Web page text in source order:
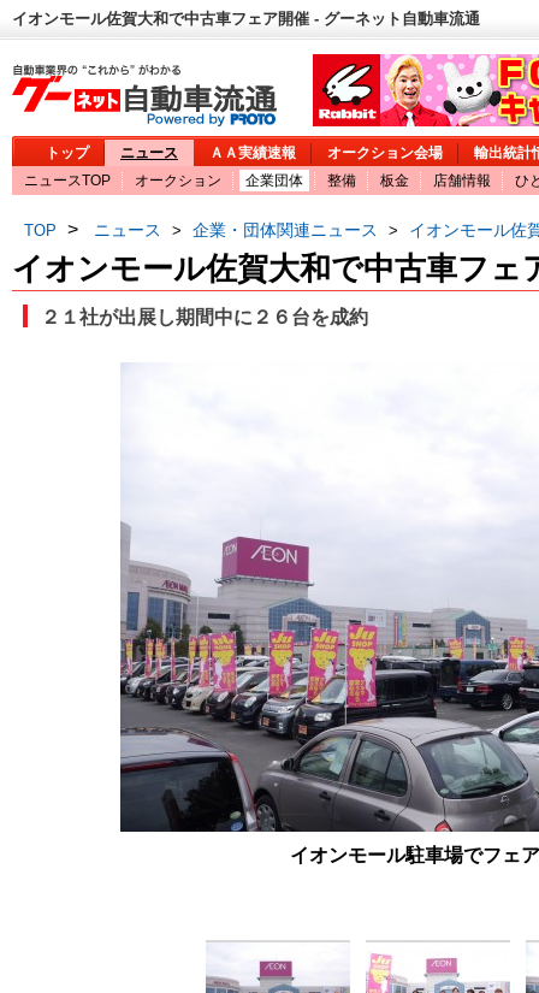
イオンモール佐賀大和で中古車フェア開催 - グーネット自動車流通
トップ ニュース ＡＡ実績速報 オークション会場
輸出統計
ニュースTOP
オークション 企業団体 整備 板金 店舗情報 ひ
TOP > ニュース > 企業・団体関連ニュース > イオンモール佐
イオンモール佐賀大和で中古車フェ
２１社が出展し期間中に２６台を成約
イオンモール駐車場でフェ